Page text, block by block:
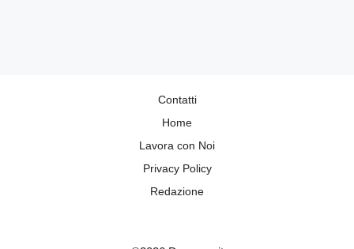
Contatti
Home
Lavora con Noi
Privacy Policy
Redazione